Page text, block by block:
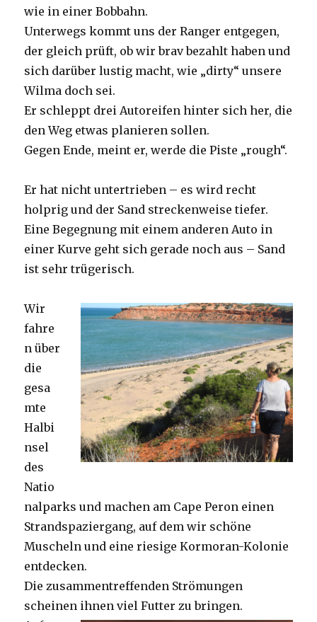
wie in einer Bobbahn.
Unterwegs kommt uns der Ranger entgegen,
der gleich prüft, ob wir brav bezahlt haben und
sich darüber lustig macht, wie „dirty“ unsere
Wilma doch sei.
Er schleppt drei Autoreifen hinter sich her, die
den Weg etwas planieren sollen.
Gegen Ende, meint er, werde die Piste „rough“.
Er hat nicht untertrieben – es wird recht
holprig und der Sand streckenweise tiefer.
Eine Begegnung mit einem anderen Auto in
einer Kurve geht sich gerade noch aus – Sand
ist sehr trügerisch.
Wir
fahre
n über
die
gesa
mte
Halbi
nsel
des
Natio
nalparks und machen am Cape Peron einen
Strandspaziergang, auf dem wir schöne
Muscheln und eine riesige Kormoran-Kolonie
entdecken.
Die zusammentreffenden Strömungen
scheinen ihnen viel Futter zu bringen.